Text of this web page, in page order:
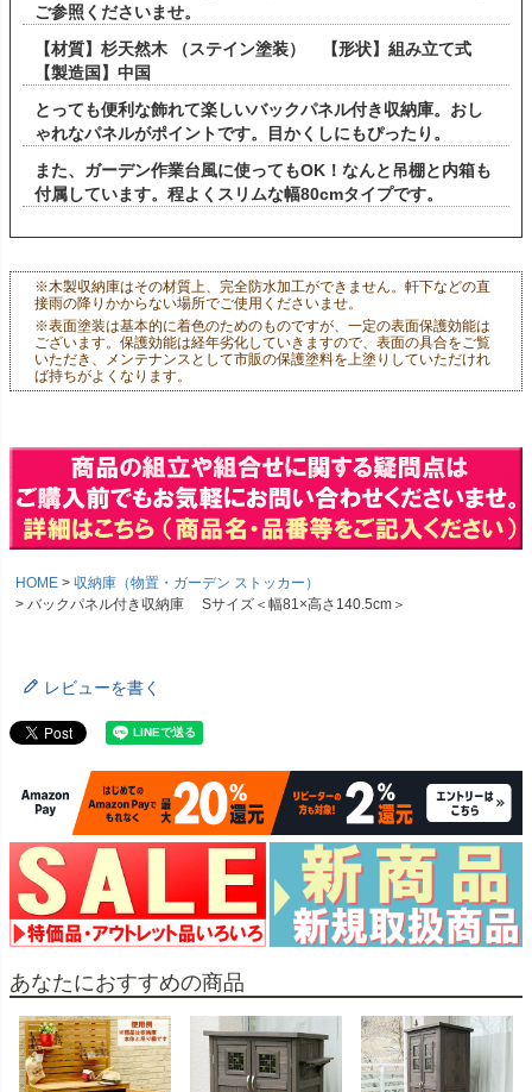
ご参照くださいませ。
【材質】杉天然木 （ステイン塗装） 【形状】組み立て式
【製造国】中国
とっても便利な飾れて楽しいバックパネル付き収納庫。おし
ゃれなパネルがポイントです。目かくしにもぴったり。
また、ガーデン作業台風に使ってもOK！なんと吊棚と内箱も
付属しています。程よくスリムな幅80cmタイプです。
※木製収納庫はその材質上、完全防水加工ができません。軒下などの直
接雨の降りかからない場所でご使用くださいませ。
※表面塗装は基本的に着色のためのものですが、一定の表面保護効能は
ございます。保護効能は経年劣化していきますので、表面の具合をご覧
いただき、メンテナンスとして市販の保護塗料を上塗りしていただけれ
ば持ちがよくなります。
HOME
収納庫（物置・ガーデン ストッカー）
バックパネル付き収納庫 Sサイズ＜幅81×高さ140.5cm＞
レビューを書く
あなたにおすすめの商品